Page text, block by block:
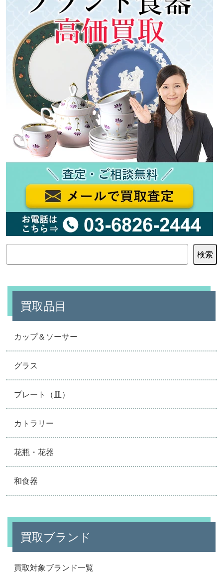
検
索
検索
買取品目
カップ＆ソーサー
グラス
プレート（皿）
カトラリー
花瓶・花器
和食器
買取ブランド
買取対象ブランド一覧